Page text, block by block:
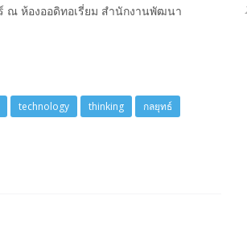
ณ ห้องออดิทอเรี่ยม สำนักงานพัฒนา
technology thinking
กลยุทธ์